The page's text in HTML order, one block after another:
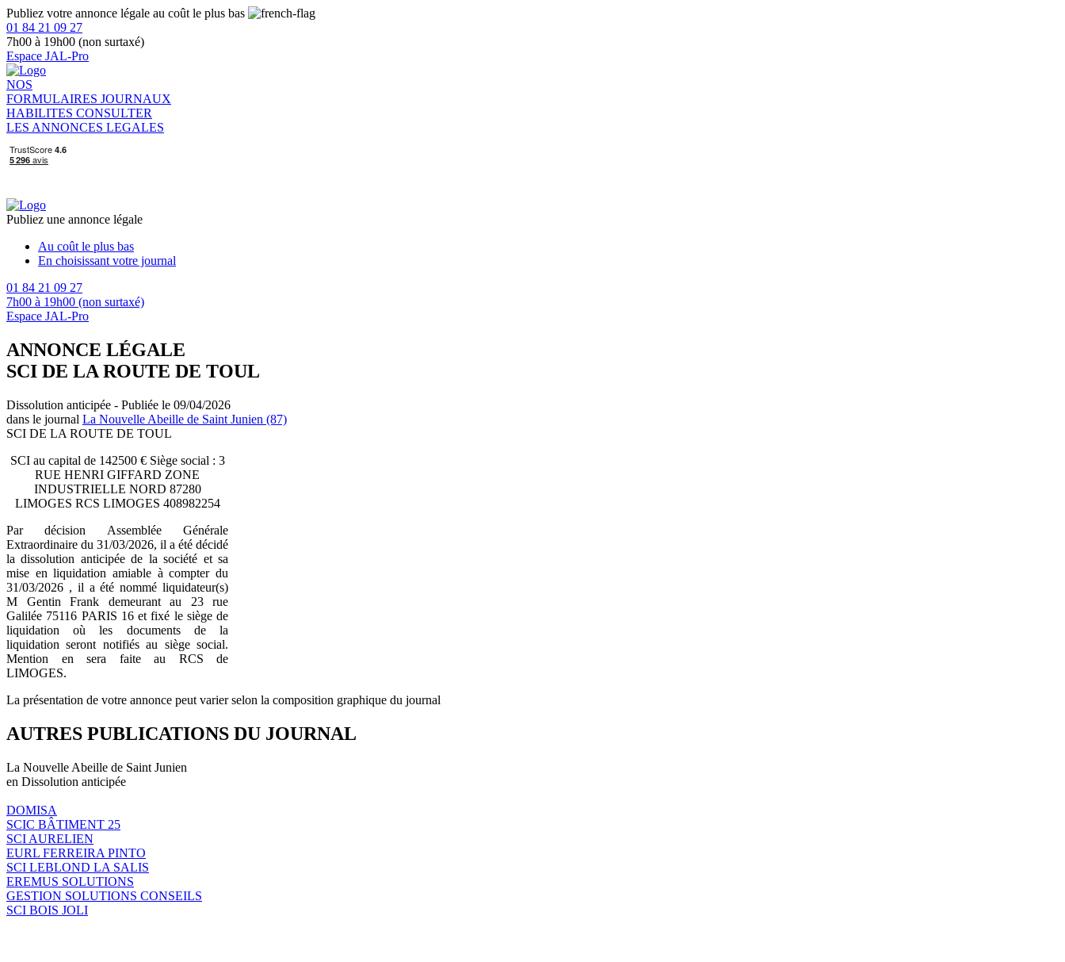
Publiez votre annonce légale au coût le plus bas
01 84 21 09 27
7h00 à 19h00 (non surtaxé)
Espace JAL-Pro
NOS
FORMULAIRES JOURNAUX
HABILITES CONSULTER
LES ANNONCES LEGALES
Publiez une annonce légale
Au coût le plus bas
En choisissant votre journal
01 84 21 09 27
7h00 à 19h00 (non surtaxé)
Espace JAL-Pro
ANNONCE LÉGALE
SCI DE LA ROUTE DE TOUL
Dissolution anticipée - Publiée le 09/04/2026
dans le journal La Nouvelle Abeille de Saint Junien (87)
SCI DE LA ROUTE DE TOUL
SCI au capital de 142500 € Siège social : 3
RUE HENRI GIFFARD ZONE
INDUSTRIELLE NORD 87280
LIMOGES RCS LIMOGES 408982254
Par décision Assemblée Générale
Extraordinaire du 31/03/2026, il a été décidé
la dissolution anticipée de la société et sa
mise en liquidation amiable à compter du
31/03/2026 , il a été nommé liquidateur(s)
M Gentin Frank demeurant au 23 rue
Galilée 75116 PARIS 16 et fixé le siège de
liquidation où les documents de la
liquidation seront notifiés au siège social.
Mention en sera faite au RCS de
LIMOGES.
La présentation de votre annonce peut varier selon la composition graphique du journal
AUTRES PUBLICATIONS DU JOURNAL
La Nouvelle Abeille de Saint Junien
en Dissolution anticipée
DOMISA
SCIC BÂTIMENT 25
SCI AURELIEN
EURL FERREIRA PINTO
SCI LEBLOND LA SALIS
EREMUS SOLUTIONS
GESTION SOLUTIONS CONSEILS
SCI BOIS JOLI